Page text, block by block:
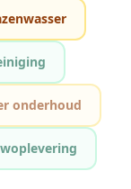
onderhoud